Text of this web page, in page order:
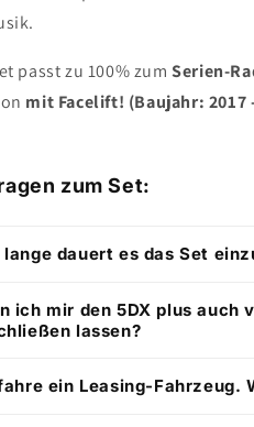
passt zu 100% zumSerien-
mit Facelift! (Baujahr: 2017
zum Set:
lange dauert es das Set
ich mir den 5DX plus auch
lassen?
ein Leasing-Fahrzeug.